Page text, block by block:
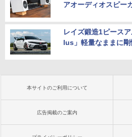
アオーディオスピー
レイズ鍛造1ピース
lus」軽量なままに剛
本サイトのご利用について
広告掲載のご案内